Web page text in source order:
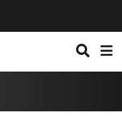
검
버
메
버